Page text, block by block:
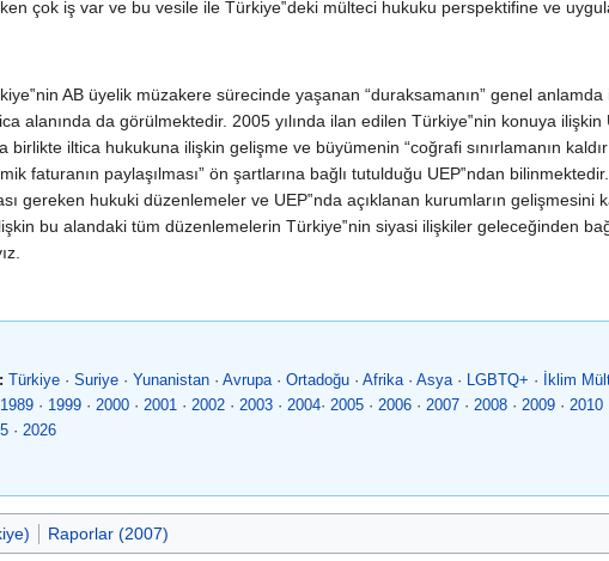
çok iş var ve bu vesile ile Türkiye‟deki mülteci hukuku perspektifine ve
AB üyelik müzakere sürecinde yaşanan “duraksamanın” genel
alanında da görülmektedir. 2005 yılında ilan edilen Türkiye‟nin konuya
iltica hukukuna ilişkin gelişme ve büyümenin “coğrafi sınırlamanın
faturanın paylaşılması” ön şartlarına bağlı tutulduğu UEP‟ndan
gereken hukuki düzenlemeler ve UEP‟nda açıklanan kurumların
bu alandaki tüm düzenlemelerin Türkiye‟nin siyasi ilişkiler geleceğinden
Türkiye· Suriye· Yunanistan· Avrupa· Ortadoğu· Afrika· Asya· LGBTQ+ · İklim
1989· 1999· 2000· 2001 · 2002· 2003· 2004· 2005· 2006· 2007· 2008· 2009· 2010
· 2026
Raporlar (2007)